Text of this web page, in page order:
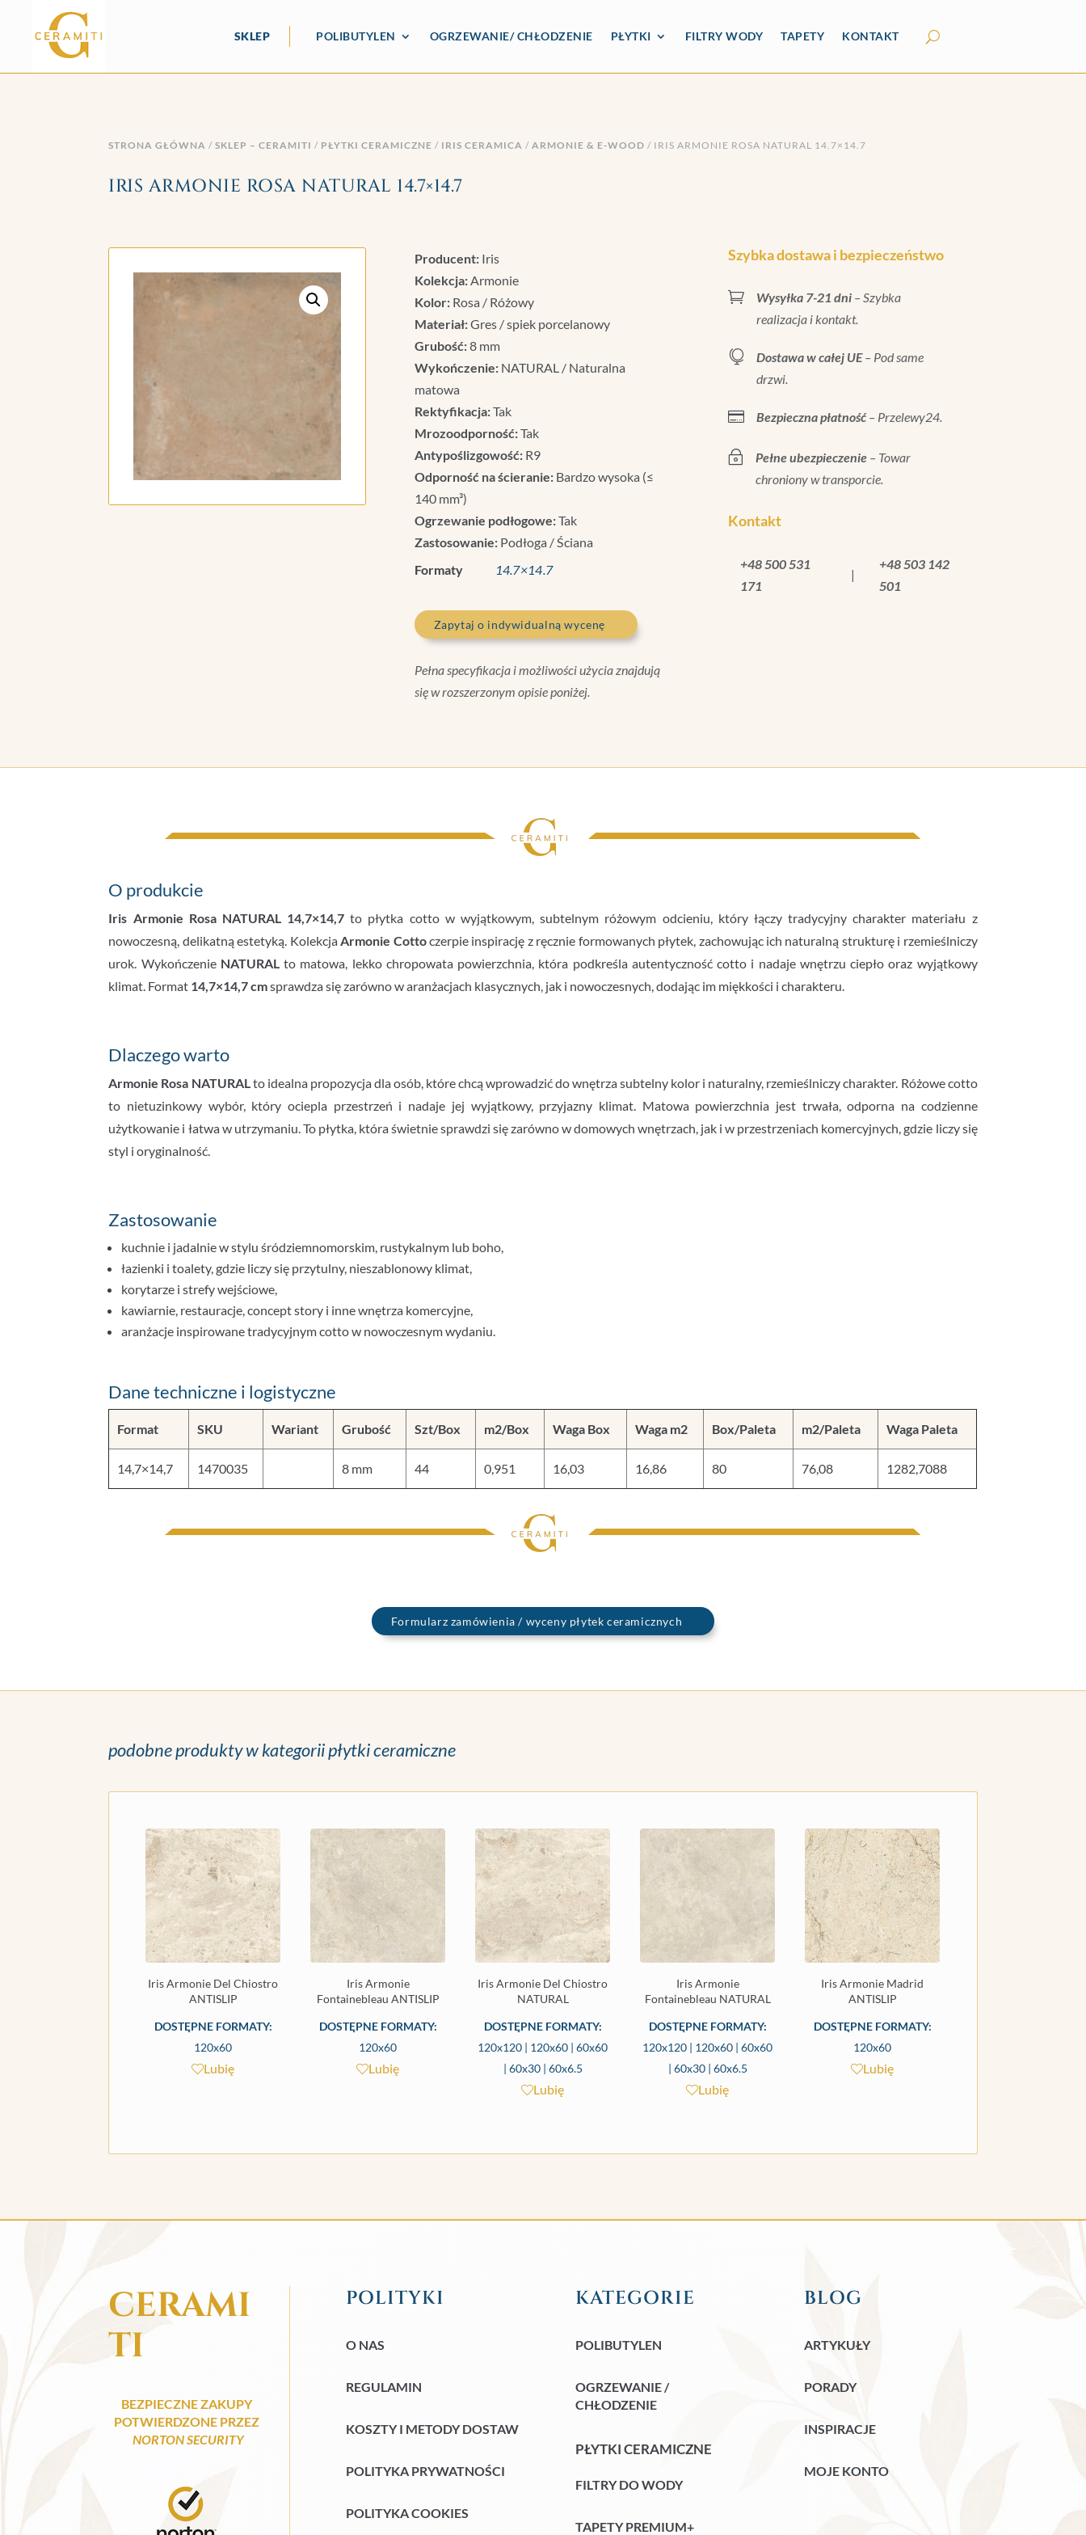
SKLEP POLIBUTYLEN OGRZEWANIE/ CHŁODZENIE PŁYTKI FILTRY WODY TAPETY KONTAKT
STRONA GŁÓWNA /SKLEP – CERAMITI / PŁYTKI CERAMICZNE / IRIS CERAMICA /ARMONIE & E-WOOD / IRIS ARMONIE ROSA NATURAL 14.7×14.7
IRIS ARMONIE ROSA NATURAL 14.7×14.7
Producent:Iris
Kolekcja:Armonie
Kolor:Rosa / Różowy
Materiał:Gres / spiek porcelanowy
Grubość:8 mm
Wykończenie:NATURAL / Naturalna
matowa
Rektyfikacja:Tak
Mrozoodporność:Tak
Antypoślizgowość:R9
Odporność na ścieranie:Bardzo wysoka (≤
140 mm³)
Ogrzewanie podłogowe:Tak
Zastosowanie:Podłoga / Ściana
Formaty
14.7×14.7
Zapytaj o indywidualną wycenę
Pełna specyfikacja i możliwości użycia znajdują
się w rozszerzonym opisie poniżej.
Szybka dostawa i bezpieczeństwo
 Wysyłka 7-21 dni– Szybka
realizacja i kontakt.
 Dostawa w całej UE– Pod same
drzwi.
 Bezpieczna płatność– Przelewy24.
~ Pełne ubezpieczenie– Towar
chroniony w transporcie.
Kontakt
+48 500 531
171
|
+48 503 142
501
O produkcie
Iris Armonie Rosa NATURAL 14,7×14,7 to płytka cotto w wyjątkowym, subtelnym różowym odcieniu, który łączy tradycyjny charakter materiału z
nowoczesną, delikatną estetyką. Kolekcja Armonie Cottoczerpie inspirację z ręcznie formowanych płytek, zachowując ich naturalną strukturę i rzemieślniczy
urok. Wykończenie NATURAL to matowa, lekko chropowata powierzchnia, która podkreśla autentyczność cotto i nadaje wnętrzu ciepło oraz wyjątkowy
klimat. Format 14,7×14,7 cmsprawdza się zarówno w aranżacjach klasycznych, jak i nowoczesnych, dodając im miękkości i charakteru.
Dlaczego warto
Armonie Rosa NATURAL to idealna propozycja dla osób, które chcą wprowadzić do wnętrza subtelny kolor i naturalny, rzemieślniczy charakter. Różowe cotto
to nietuzinkowy wybór, który ociepla przestrzeń i nadaje jej wyjątkowy, przyjazny klimat. Matowa powierzchnia jest trwała, odporna na codzienne
użytkowanie i łatwa w utrzymaniu. To płytka, która świetnie sprawdzi się zarówno w domowych wnętrzach, jak i w przestrzeniach komercyjnych, gdzie liczy się
styl i oryginalność.
Zastosowanie
kuchnie i jadalnie w stylu śródziemnomorskim, rustykalnym lub boho,
łazienki i toalety, gdzie liczy się przytulny, nieszablonowy klimat,
korytarze i strefy wejściowe,
kawiarnie, restauracje, concept story i inne wnętrza komercyjne,
aranżacje inspirowane tradycyjnym cotto w nowoczesnym wydaniu.
Dane techniczne i logistyczne
Format SKU Wariant Grubość Szt/Box m2/Box Waga Box Waga m2 Box/Paleta m2/Paleta Waga Paleta
14,7×14,7 1470035 8 mm 44 0,951 16,03 16,86 80 76,08 1282,7088
Formularz zamówienia / wyceny płytek ceramicznych
podobne produkty w kategorii płytki ceramiczne
Iris Armonie Del Chiostro
ANTISLIP
DOSTĘPNE FORMATY:
120x60
Lubię
Iris Armonie
Fontainebleau ANTISLIP
DOSTĘPNE FORMATY:
120x60
Lubię
Iris Armonie Del Chiostro
NATURAL
DOSTĘPNE FORMATY:
120x120 | 120x60 | 60x60
| 60x30 | 60x6.5
Lubię
Iris Armonie
Fontainebleau NATURAL
DOSTĘPNE FORMATY:
120x120 | 120x60 | 60x60
| 60x30 | 60x6.5
Lubię
Iris Armonie Madrid
ANTISLIP
DOSTĘPNE FORMATY:
120x60
Lubię
CERAMI
TI
BEZPIECZNE ZAKUPY
POTWIERDZONE PRZEZ
NORTON SECURITY
POLITYKI
O NAS
REGULAMIN
KOSZTY I METODY DOSTAW
POLITYKA PRYWATNOŚCI
POLITYKA COOKIES
KATEGORIE
POLIBUTYLEN
OGRZEWANIE /
CHŁODZENIE
PŁYTKI CERAMICZNE
FILTRY DO WODY
TAPETY PREMIUM+
BLOG
ARTYKUŁY
PORADY
INSPIRACJE
MOJE KONTO